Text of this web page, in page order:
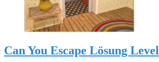
Can You Escape Lösung